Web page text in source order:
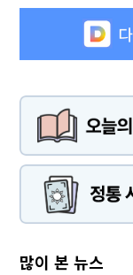
많이 본 뉴스